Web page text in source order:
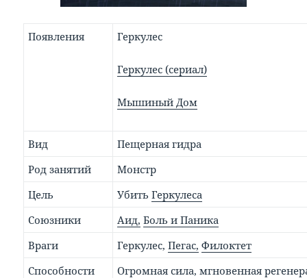
Появления Геркулес
Геркулес (сериал)
Мышиный Дом
Вид
Пещерная гидра
Род занятий
Монстр
Цель
УбитьГеркулеса
Союзники
Аид, Боль и Паника
Враги
Геркулес,Пегас, Филоктет
Способности
Огромная сила, мгновенная